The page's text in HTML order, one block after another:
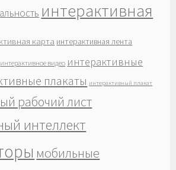
интерактивная
карта интерактивная лента
интерактивное видео интерактивные
плакаты интерактивный плакат
рабочий лист
интеллект
мобильные